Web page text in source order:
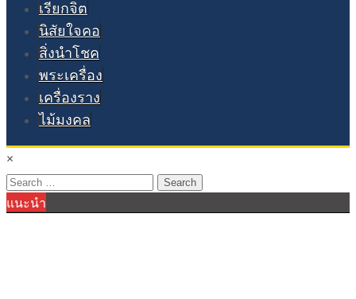
เรียกจิต
นิสัยใจคอ
สิ่งนำโชค
พระเครื่อง
เครื่องราง
ไม้มงคล
×
Search
for:
แนะนำ